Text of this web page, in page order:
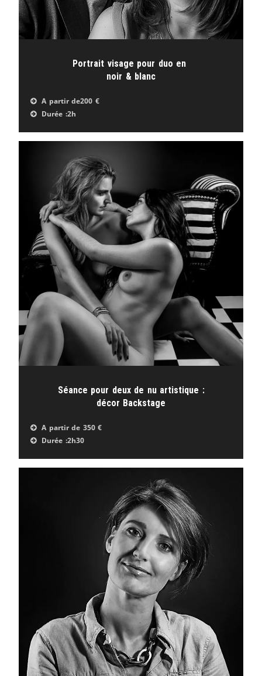
Portrait visage pour duo en
noir & blanc
A partir de200 €
Durée :2h
Séance pour deux de nu artistique :
décor Backstage
A partir de 350 €
Durée :2h30